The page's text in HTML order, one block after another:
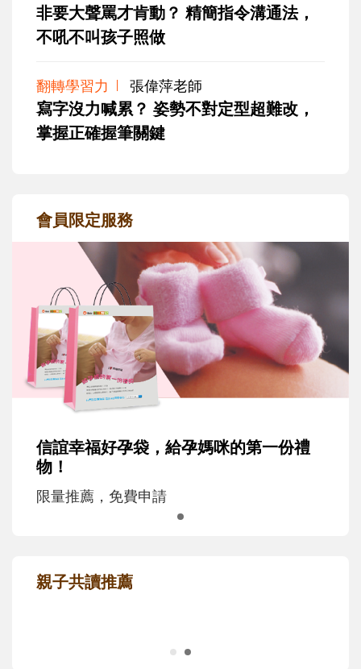
非要大聲罵才肯動？ 精簡指令溝通法，
不吼不叫孩子照做
翻轉學習力 張偉萍老師
寫字沒力喊累？ 姿勢不對定型超難改，
掌握正確握筆關鍵
會員限定服務
信誼幸福好孕袋，給孕媽咪的第一份禮
物！
限量推薦，免費申請
親子共讀推薦